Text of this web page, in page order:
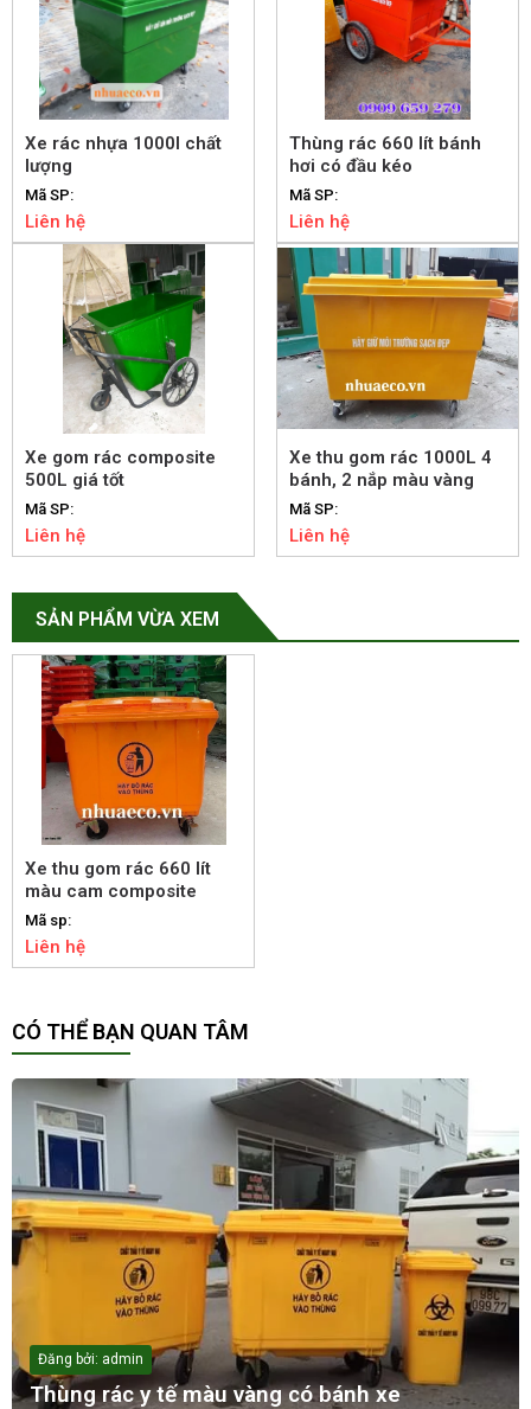
Xe rác nhựa 1000l chất
lượng
Mã SP:
Liên hệ
Thùng rác 660 lít bánh
hơi có đầu kéo
Mã SP:
Liên hệ
Xe gom rác composite
500L giá tốt
Mã SP:
Liên hệ
Xe thu gom rác 1000L 4
bánh, 2 nắp màu vàng
Mã SP:
Liên hệ
SẢN PHẨM VỪA XEM
Xe thu gom rác 660 lít
màu cam composite
Mã sp:
Liên hệ
CÓ THỂ BẠN QUAN TÂM
Đăng bởi: admin
Thùng rác y tế màu vàng có bánh xe